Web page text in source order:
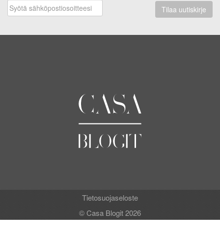
Tilaa uutiskirje
Tietosuojaseloste
© Casa Blogit 2026